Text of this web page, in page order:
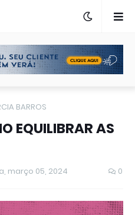
BARROS
EQUILIBRAR AS
março 05, 2024 0